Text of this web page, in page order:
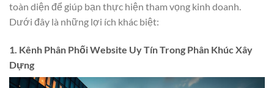
toàn diện để giúp bạn thực hiện tham vọng kinh doanh.
Dưới đây là những lợi ích khác biệt:
1. Kênh Phân Phối Website Uy Tín Trong Phân Khúc Xây
Dựng